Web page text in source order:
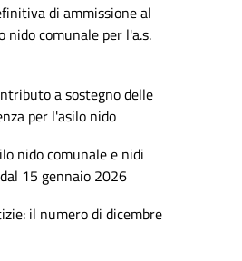
di ammissione al
nido comunale per l'a.s.
a sostegno delle
per l'asilo nido
nido comunale e nidi
15 gennaio 2026
il numero di dicembre